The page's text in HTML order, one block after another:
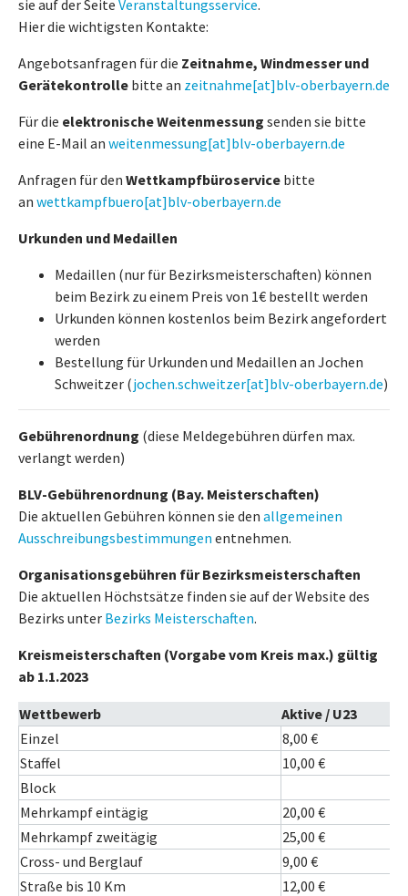
sie auf der Seite Veranstaltungsservice.
Hier die wichtigsten Kontakte:
Angebotsanfragen für die Zeitnahme, Windmesser und
Gerätekontrolle bitte an zeitnahme[at]blv-oberbayern.de
Für die elektronische Weitenmessung senden sie bitte
eine E-Mail an weitenmessung[at]blv-oberbayern.de
Anfragen für den Wettkampfbüroservice bitte
an wettkampfbuero[at]blv-oberbayern.de
Urkunden und Medaillen
Medaillen (nur für Bezirksmeisterschaften) können
beim Bezirk zu einem Preis von 1€ bestellt werden
Urkunden können kostenlos beim Bezirk angefordert
werden
Bestellung für Urkunden und Medaillen an Jochen
Schweitzer (jochen.schweitzer[at]blv-oberbayern.de)
Gebührenordnung (diese Meldegebühren dürfen max.
verlangt werden)
BLV-Gebührenordnung (Bay. Meisterschaften)
Die aktuellen Gebühren können sie den allgemeinen
Ausschreibungsbestimmungen entnehmen.
Organisationsgebühren für Bezirksmeisterschaften
Die aktuellen Höchstsätze finden sie auf der Website des
Bezirks unter Bezirks Meisterschaften.
Kreismeisterschaften (Vorgabe vom Kreis max.) gültig
ab 1.1.2023
Wettbewerb
Aktive / U23
Einzel
8,00 €
Staffel
10,00 €
Block
Mehrkampf eintägig
20,00 €
Mehrkampf zweitägig
25,00 €
Cross- und Berglauf
9,00 €
Straße bis 10 Km
12,00 €